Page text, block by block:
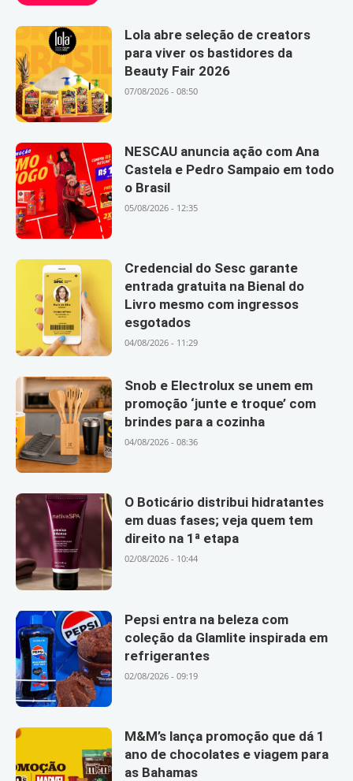
Lola abre seleção de creators
para viver os bastidores da
Beauty Fair 2026
07/08/2026 - 08:50
NESCAU anuncia ação com Ana
Castela e Pedro Sampaio em todo
o Brasil
05/08/2026 - 12:35
Credencial do Sesc garante
entrada gratuita na Bienal do
Livro mesmo com ingressos
esgotados
04/08/2026 - 11:29
Snob e Electrolux se unem em
promoção ‘junte e troque’ com
brindes para a cozinha
04/08/2026 - 08:36
O Boticário distribui hidratantes
em duas fases; veja quem tem
direito na 1ª etapa
02/08/2026 - 10:44
Pepsi entra na beleza com
coleção da Glamlite inspirada em
refrigerantes
02/08/2026 - 09:19
M&M’s lança promoção que dá 1
ano de chocolates e viagem para
as Bahamas